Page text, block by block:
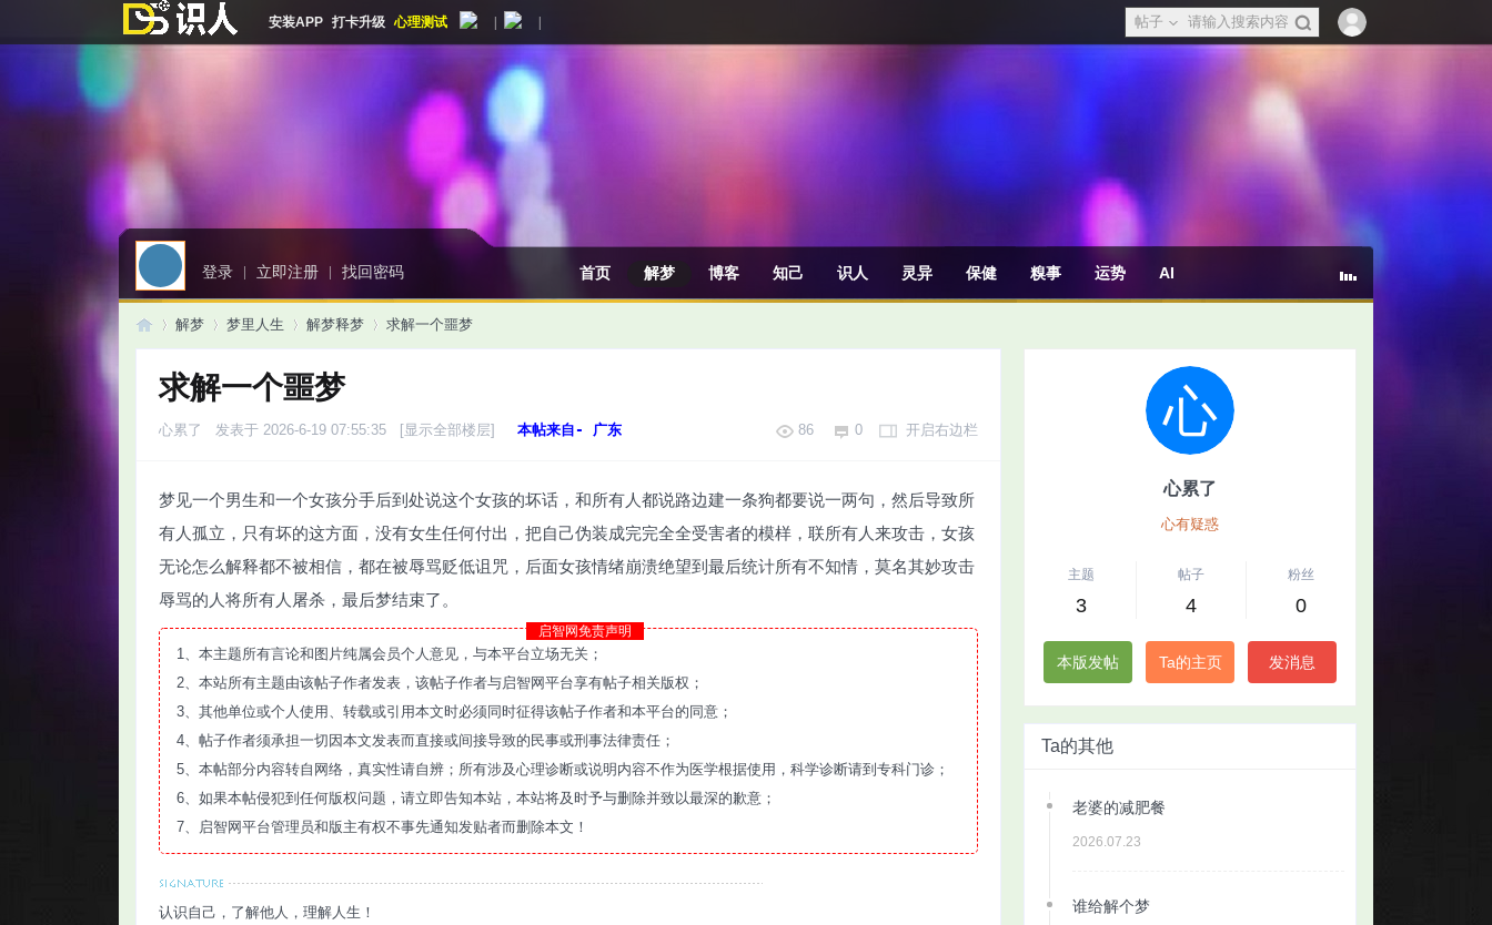
安装APP 打卡升级 心理测试 帖子
登录 | 立即注册 | 找回密码 首页 解梦 博客 知己 识人 灵异 保健 糗事 运势 AI
解梦 梦里人生 解梦释梦 求解一个噩梦
心累了
心有疑惑
主题
3
帖子
4
粉丝
0
本版发帖 Ta的主页 发消息
Ta的其他
老婆的减肥餐
2026.07.23
谁给解个梦
求解一个噩梦
心累了 发表于 2026-6-19 07:55:35 [显示全部楼层] 本帖来自- 广东 开启右边栏
86 0
梦见一个男生和一个女孩分手后到处说这个女孩的坏话，和所有人都说路边建一条狗都要说一两句，然后导致所
有人孤立，只有坏的这方面，没有女生任何付出，把自己伪装成完完全全受害者的模样，联所有人来攻击，女孩
无论怎么解释都不被相信，都在被辱骂贬低诅咒，后面女孩情绪崩溃绝望到最后统计所有不知情，莫名其妙攻击
辱骂的人将所有人屠杀，最后梦结束了。
启智网免责声明
1、本主题所有言论和图片纯属会员个人意见，与本平台立场无关；
2、本站所有主题由该帖子作者发表，该帖子作者与启智网平台享有帖子相关版权；
3、其他单位或个人使用、转载或引用本文时必须同时征得该帖子作者和本平台的同意；
4、帖子作者须承担一切因本文发表而直接或间接导致的民事或刑事法律责任；
5、本帖部分内容转自网络，真实性请自辨；所有涉及心理诊断或说明内容不作为医学根据使用，科学诊断请到专科门诊；
6、如果本帖侵犯到任何版权问题，请立即告知本站，本站将及时予与删除并致以最深的歉意；
7、启智网平台管理员和版主有权不事先通知发贴者而删除本文！
认识自己，了解他人，理解人生！